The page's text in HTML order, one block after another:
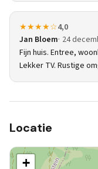
★★★★☆4,0
Jan Bloem 24
Fijn huis. Entree,
Lekker TV. Rustige
Locatie
+